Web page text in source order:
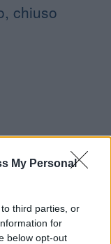
My Personal
third parties, or
for
below opt-out
chiuso
Pontedera